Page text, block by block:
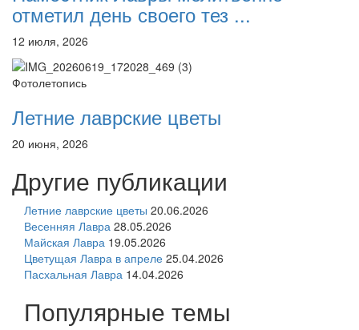
отметил день своего тез ...
12 июля, 2026
Фотолетопись
Летние лаврские цветы
20 июня, 2026
Другие публикации
Летние лаврские цветы 20.06.2026
Весенняя Лавра 28.05.2026
Майская Лавра 19.05.2026
Цветущая Лавра в апреле 25.04.2026
Пасхальная Лавра 14.04.2026
Популярные темы